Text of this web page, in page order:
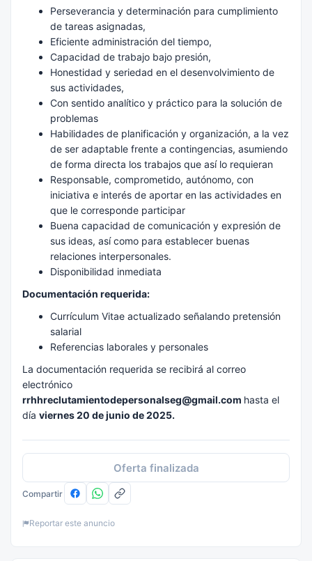
Perseverancia y determinación para cumplimiento
de tareas asignadas,
Eficiente administración del tiempo,
Capacidad de trabajo bajo presión,
Honestidad y seriedad en el desenvolvimiento de
sus actividades,
Con sentido analítico y práctico para la solución de
problemas
Habilidades de planificación y organización, a la vez
de ser adaptable frente a contingencias, asumiendo
de forma directa los trabajos que así lo requieran
Responsable, comprometido, autónomo, con
iniciativa e interés de aportar en las actividades en
que le corresponde participar
Buena capacidad de comunicación y expresión de
sus ideas, así como para establecer buenas
relaciones interpersonales.
Disponibilidad inmediata
Documentación requerida:
Currículum Vitae actualizado señalando pretensión
salarial
Referencias laborales y personales
La documentación requerida se recibirá al correo
electrónico
rrhhreclutamientodepersonalseg@gmail.com hasta el
día viernes 20 de junio de 2025.
Oferta finalizada
Compartir
Reportar este anuncio